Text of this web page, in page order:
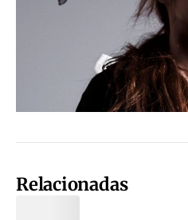
Relacionadas